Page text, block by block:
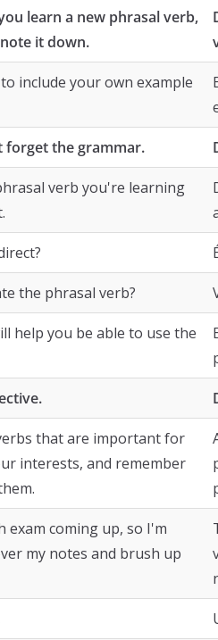
learn a new phrasal verb,
it down.
include your own example
forget the grammar.
verb you're learning
the phrasal verb?
help you be able to use the
that are important for
interests, and remember
exam coming up, so I'm
my notes and brush up